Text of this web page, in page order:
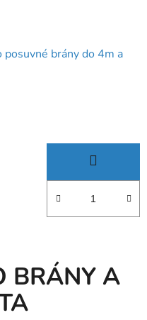
posuvné brány do 4m a
BRÁNY A